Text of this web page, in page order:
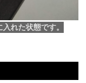
れた状態です。